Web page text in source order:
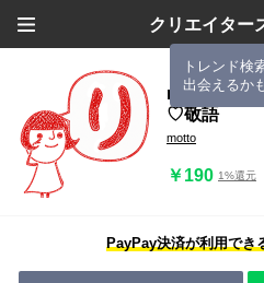
クリエイター
トレンド検
出会えるか
mottoのぱ
♡敬語
motto
￥190 1%還元
PayPay決済が利用でき